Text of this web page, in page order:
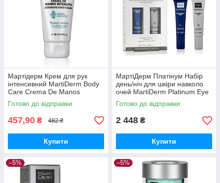
Мартідерм Крем для рук
інтенсивний MartiDerm Body
Care Сrema De Manos
Intensive, 50 мл
Готово до відправки
457,90 ₴ 482 ₴
Купити
МартіДерм Платінум Набір
день/ніч для шкіри навколо
очей MartiDerm Platinum Eye
Correct Day/Night 10+10 мл
Готово до відправки
2 448 ₴
Купити
–5% –5%